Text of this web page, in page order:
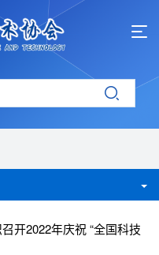
开2022年庆祝 “全国科技